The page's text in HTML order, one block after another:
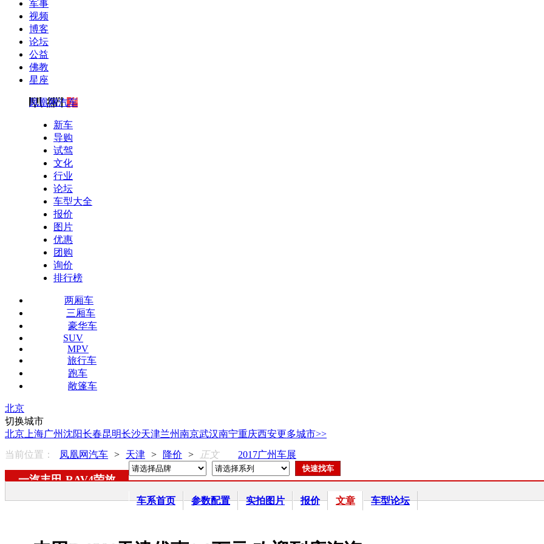
军事
视频
博客
论坛
公益
佛教
星座
凤凰网汽车
新车
导购
试驾
文化
行业
论坛
车型大全
报价
图片
优惠
团购
询价
排行榜
两厢车
三厢车
豪华车
SUV
MPV
旅行车
跑车
敞篷车
北京
切换城市
北京 上海广州沈阳长春昆明长沙天津兰州南京武汉南宁重庆西安更多城市>>
当前位置：
凤凰网汽车 > 天津 > 降价 > 正文 2017广州车展
一汽丰田-RAV4荣放
车系首页 参数配置 实拍图片 报价 文章 车型论坛